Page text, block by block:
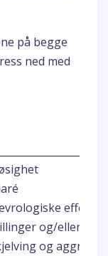
på begge
ned med
effekter
og/eller
og